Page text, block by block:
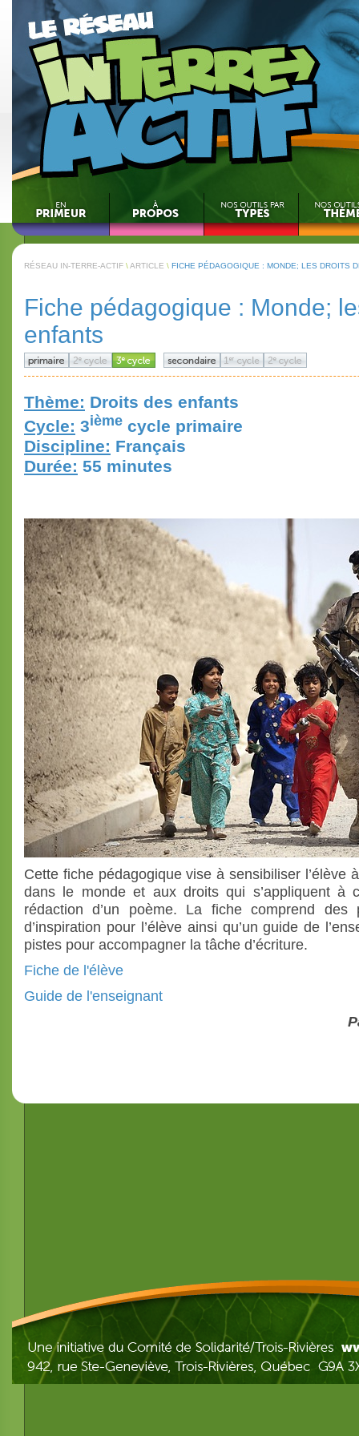
RÉSEAU IN-TERRE-ACTIF \ARTICLE \ FICHE PÉDAGOGIQUE : MONDE; LES DROITS
Fiche pédagogique : Monde;
enfants
Thème: Droits des enfants
Cycle: 3ième cycle primaire
Discipline: Français
Durée: 55 minutes
Cette fiche pédagogique vise à sensibiliser l’élève
dans le monde et aux droits qui s’appliquent à
rédaction d’un poème. La fiche comprend des
d’inspiration pour l’élève ainsi qu’un guide de
pistes pour accompagner la tâche d’écriture.
Fiche de l'élève
Guide de l'enseignant